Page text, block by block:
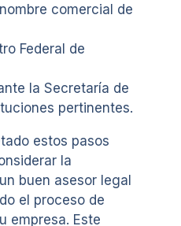
comercial de
Federal de
la Secretaría de
pertinentes.
estos pasos
la
buen asesor legal
el proceso de
empresa. Este